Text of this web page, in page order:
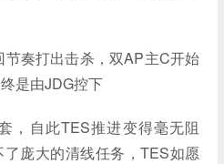
节奏打出击杀，双AP主C开始
是由JDG控下
，自此TES推进变得毫无阻
庞大的清线任务，TES如愿